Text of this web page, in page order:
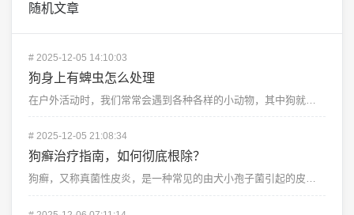
随机文章
# 2025-12-05 14:10:03
狗身上有蜱虫怎么处理
在户外活动时，我们常常会遇到各种各样的小动物，其中狗就是最常见的一种，有时候我们的狗狗可能会被蜱虫叮...
# 2025-12-05 21:08:34
狗癣治疗指南，如何彻底根除？
狗癣，又称真菌性皮炎，是一种常见的由犬小孢子菌引起的皮肤病，它不仅影响狗狗的外观，还可能引发严重的健...